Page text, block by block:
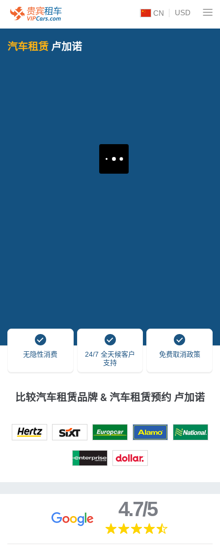
CN USD
汽车租赁 卢加诺
无隐性消费
24/7 全天候客户
支持
免费取消政策
比较汽车租赁品牌 & 汽车租赁预约 卢加诺
4.7/5